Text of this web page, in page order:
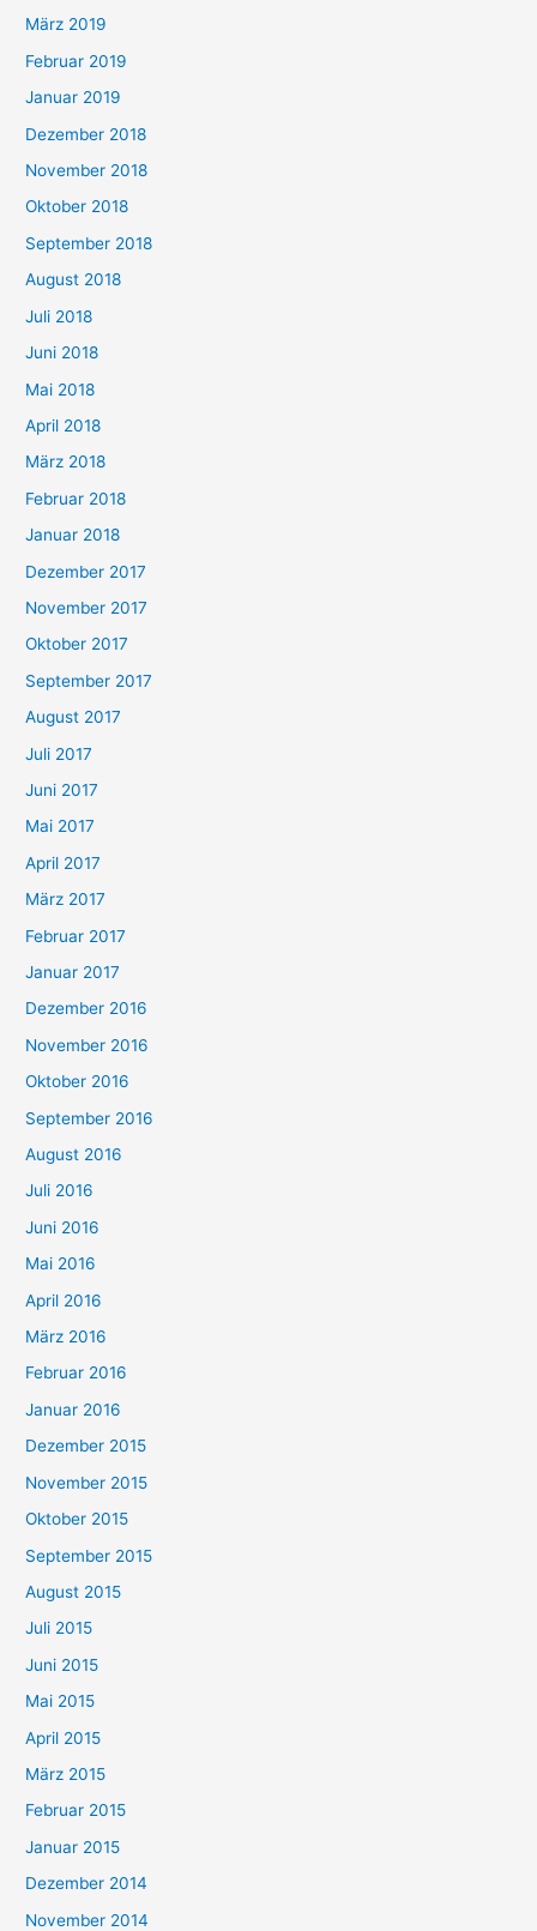
März 2019
Februar 2019
Januar 2019
Dezember 2018
November 2018
Oktober 2018
September 2018
August 2018
Juli 2018
Juni 2018
Mai 2018
April 2018
März 2018
Februar 2018
Januar 2018
Dezember 2017
November 2017
Oktober 2017
September 2017
August 2017
Juli 2017
Juni 2017
Mai 2017
April 2017
März 2017
Februar 2017
Januar 2017
Dezember 2016
November 2016
Oktober 2016
September 2016
August 2016
Juli 2016
Juni 2016
Mai 2016
April 2016
März 2016
Februar 2016
Januar 2016
Dezember 2015
November 2015
Oktober 2015
September 2015
August 2015
Juli 2015
Juni 2015
Mai 2015
April 2015
März 2015
Februar 2015
Januar 2015
Dezember 2014
November 2014